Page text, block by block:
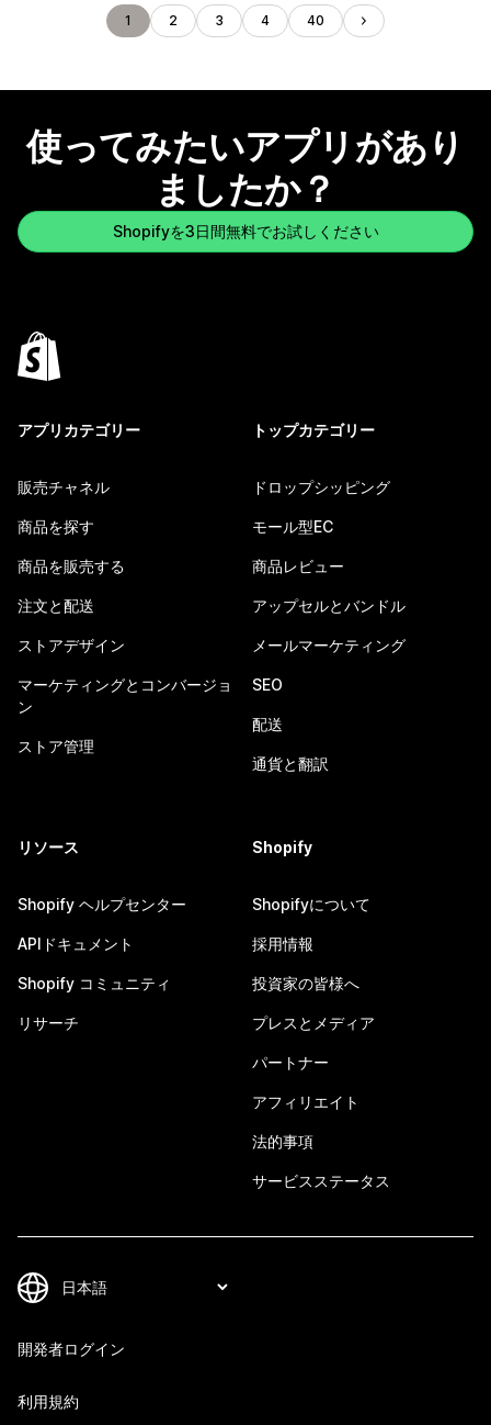
1 2 3 4 40
使ってみたいアプリがあり
ましたか？
Shopifyを3日間無料でお試しください
アプリカテゴリー
販売チャネル
商品を探す
商品を販売する
注文と配送
ストアデザイン
マーケティングとコンバージョ
ン
ストア管理
トップカテゴリー
ドロップシッピング
モール型EC
商品レビュー
アップセルとバンドル
メールマーケティング
SEO
配送
通貨と翻訳
リソース
Shopify ヘルプセンター
APIドキュメント
Shopify コミュニティ
リサーチ
Shopify
Shopifyについて
採用情報
投資家の皆様へ
プレスとメディア
パートナー
アフィリエイト
法的事項
サービスステータス
開発者ログイン
利用規約